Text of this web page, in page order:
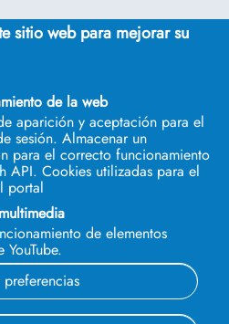
Tel.: 955 42 03 53
de Sevilla
sitio web para mejorar su
de la web
aparición y aceptación para el
sesión. Almacenar un
para el correcto funcionamiento
API. Cookies utilizadas para el
portal
de elementos